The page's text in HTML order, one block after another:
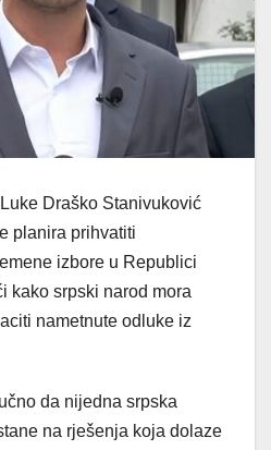
Draško Stanivuković
planira prihvatiti
izbore u Republici
kako srpski narod mora
nametnute odluke iz
da nijedna srpska
na rješenja koja dolaze